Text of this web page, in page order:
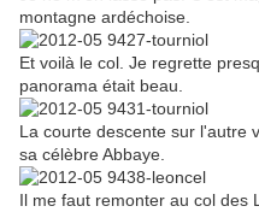
montagne ardéchoise.
Et voilà le col. Je regrette
panorama était beau.
La courte descente sur l'autre
sa célèbre Abbaye.
Il me faut remonter au col des